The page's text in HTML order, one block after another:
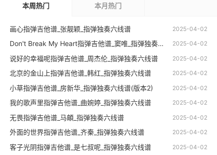
本周热门 本月热门
2025-04-02
画心指弹吉他谱_张靓颖_指弹独奏六线谱
2025-04-02
Don't Break My Heart指弹吉他谱_窦唯_指弹独奏六线谱
2025-04-02
说好的幸福呢指弹吉他谱_周杰伦_指弹独奏六线谱
2025-04-02
北京的金山上指弹吉他谱_韩红_指弹独奏六线谱
2025-04-02
小草指弹吉他谱_房新华_指弹独奏六线谱(版本2)
2025-04-02
我的歌声里指弹吉他谱_曲婉婷_指弹独奏六线谱
2025-04-02
无畏指弹吉他谱_马頔_指弹独奏六线谱
2025-04-02
外面的世界指弹吉他谱_齐秦_指弹独奏六线谱
2025-04-02
客子光阴指弹吉他谱_是七叔呢_指弹独奏六线谱